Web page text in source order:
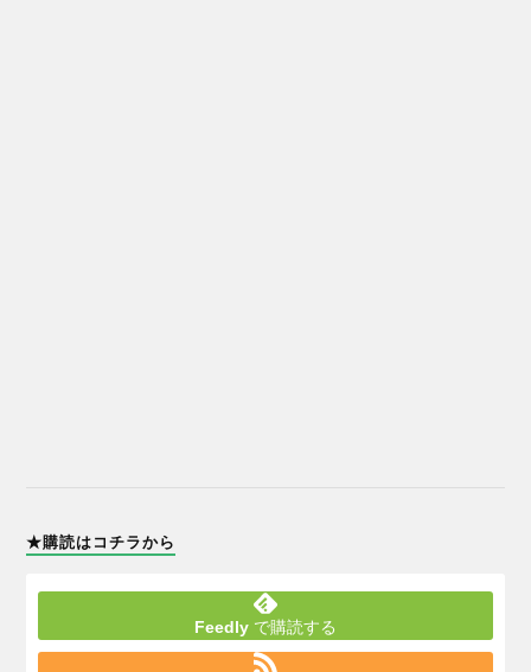
★購読はコチラから
Feedly で購読する